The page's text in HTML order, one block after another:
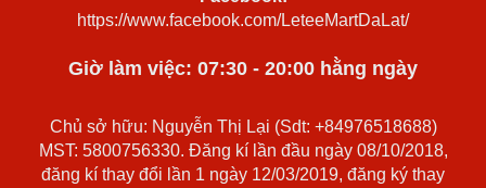
https://www.facebook.com/LeteeMartDaLat/
Giờ làm việc: 07:30 - 20:00 hằng ngày
Chủ sở hữu: Nguyễn Thị Lại (Sdt: +84976518688)
MST: 5800756330. Đăng kí lần đầu ngày 08/10/2018,
đăng kí thay đổi lần 1 ngày 12/03/2019, đăng ký thay